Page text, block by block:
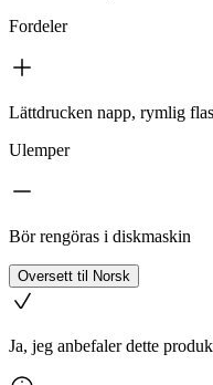
Fordeler
Lättdrucken napp, rymlig
Ulemper
Bör rengöras i diskmaskin
Oversett til Norsk
Ja, jeg anbefaler dette